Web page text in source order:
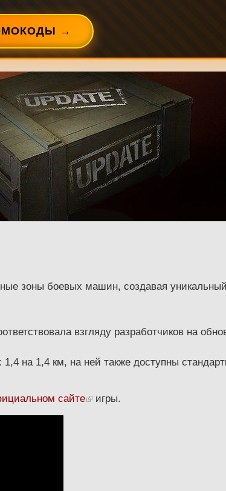
→
зоны боевых машин, создавая
взгляду разработчиков на
на 1,4 км, на ней также доступны
сайте игры.